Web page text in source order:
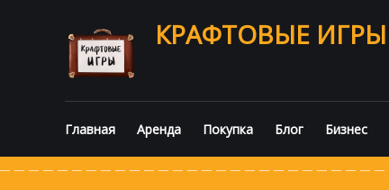
КРАФТОВЫЕ ИГРЫ
Главная Аренда Покупка Блог Бизнес